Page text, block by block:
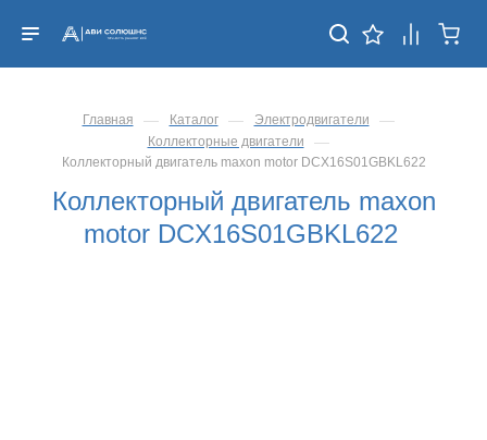
Главная — Каталог — Электродвигатели —
Коллекторные двигатели —
Коллекторный двигатель maxon motor DCX16S01GBKL622
Коллекторный двигатель maxon
motor DCX16S01GBKL622